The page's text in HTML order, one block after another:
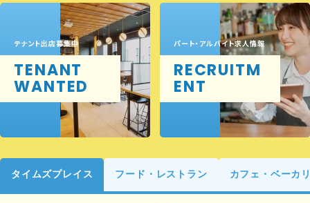
テナント出店募集中
TENANT
WANTED
パート・アルバイト求人情報
RECRUITM
ENT
タイムズプレイス フード・レストラン カフェ・ベーカ